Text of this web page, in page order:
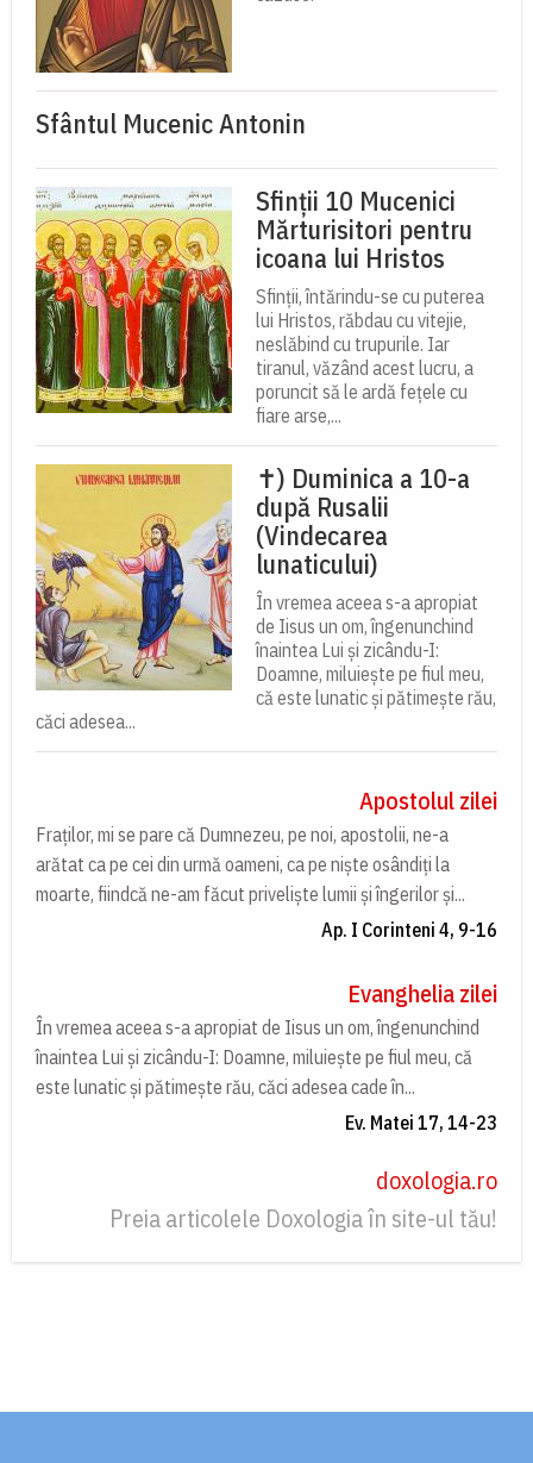
Sfântul Mucenic Antonin
Sfinții 10 Mucenici
Mărturisitori pentru
icoana lui Hristos
Sfinții, întărindu-se cu puterea
lui Hristos, răbdau cu vitejie,
neslăbind cu trupurile. Iar
tiranul, văzând acest lucru, a
poruncit să le ardă fețele cu
fiare arse,...
✝) Duminica a 10-a
după Rusalii
(Vindecarea
lunaticului)
În vremea aceea s-a apropiat
de Iisus un om, îngenunchind
înaintea Lui și zicându-I:
Doamne, miluiește pe fiul meu,
că este lunatic și pătimește rău,
căci adesea...
Apostolul zilei
Fraților, mi se pare că Dumnezeu, pe noi, apostolii, ne-a
arătat ca pe cei din urmă oameni, ca pe niște osândiți la
moarte, fiindcă ne-am făcut priveliște lumii și îngerilor și...
Ap. I Corinteni 4, 9-16
Evanghelia zilei
În vremea aceea s-a apropiat de Iisus un om, îngenunchind
înaintea Lui și zicându-I: Doamne, miluiește pe fiul meu, că
este lunatic și pătimește rău, căci adesea cade în...
Ev. Matei 17, 14-23
doxologia.ro
Preia articolele Doxologia în site-ul tău!